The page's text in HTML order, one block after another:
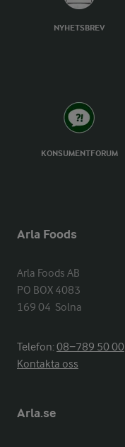
NYHETSBREV
KONSUMENTFORUM
Arla Foods
Arla Foods AB
PO BOX 4083
169 04  Solna
Telefon:08−789 50 00
Kontakta oss
Arla.se